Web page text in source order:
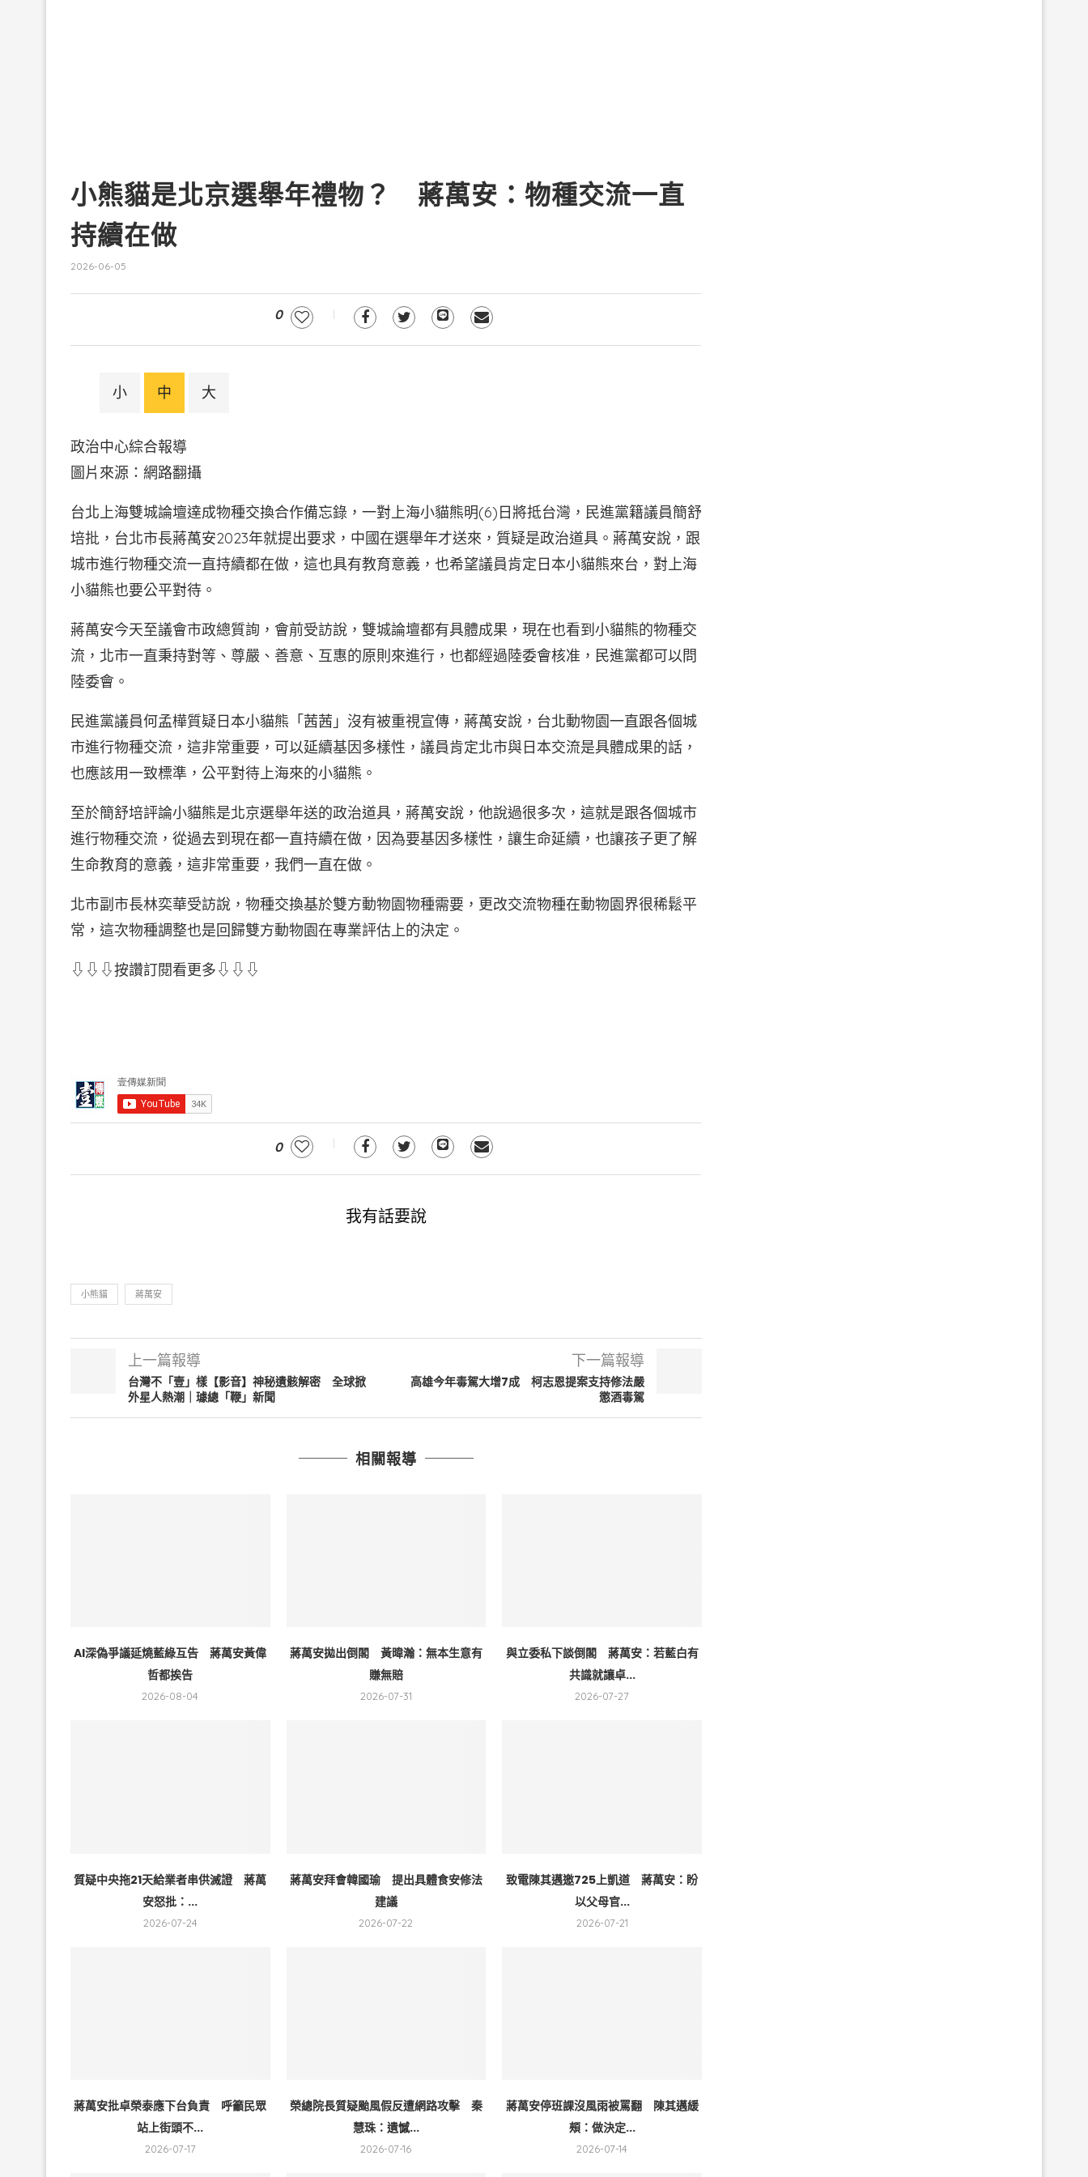
小熊貓是北京選舉年禮物？ 蔣萬安：物種交流一直
持續在做
2026-06-05
0
小 中 大
政治中心綜合報導
圖片來源：網路翻攝
台北上海雙城論壇達成物種交換合作備忘錄，一對上海小貓熊明(6)日將抵台灣，民進黨籍議員簡舒
培批，台北市長蔣萬安2023年就提出要求，中國在選舉年才送來，質疑是政治道具。蔣萬安說，跟
城市進行物種交流一直持續都在做，這也具有教育意義，也希望議員肯定日本小貓熊來台，對上海
小貓熊也要公平對待。
蔣萬安今天至議會市政總質詢，會前受訪說，雙城論壇都有具體成果，現在也看到小貓熊的物種交
流，北市一直秉持對等、尊嚴、善意、互惠的原則來進行，也都經過陸委會核准，民進黨都可以問
陸委會。
民進黨議員何孟樺質疑日本小貓熊「茜茜」沒有被重視宣傳，蔣萬安說，台北動物園一直跟各個城
市進行物種交流，這非常重要，可以延續基因多樣性，議員肯定北市與日本交流是具體成果的話，
也應該用一致標準，公平對待上海來的小貓熊。
至於簡舒培評論小貓熊是北京選舉年送的政治道具，蔣萬安說，他說過很多次，這就是跟各個城市
進行物種交流，從過去到現在都一直持續在做，因為要基因多樣性，讓生命延續，也讓孩子更了解
生命教育的意義，這非常重要，我們一直在做。
北市副市長林奕華受訪說，物種交換基於雙方動物園物種需要，更改交流物種在動物園界很稀鬆平
常，這次物種調整也是回歸雙方動物園在專業評估上的決定。
⇩⇩⇩按讚訂閱看更多⇩⇩⇩
0
我有話要說
小熊貓 蔣萬安
上一篇報導
台灣不「壹」樣【影音】神秘遺骸解密 全球掀
外星人熱潮｜璩總「鞭」新聞
下一篇報導
高雄今年毒駕大增7成 柯志恩提案支持修法嚴
懲酒毒駕
相關報導
AI深偽爭議延燒藍綠互告 蔣萬安黃偉
哲都挨告
2026-08-04
蔣萬安拋出倒閣 黃暐瀚：無本生意有
賺無賠
2026-07-31
與立委私下談倒閣 蔣萬安：若藍白有
共識就讓卓...
2026-07-27
質疑中央拖21天給業者串供滅證 蔣萬
安怒批：...
2026-07-24
蔣萬安拜會韓國瑜 提出具體食安修法
建議
2026-07-22
致電陳其邁邀725上凱道 蔣萬安：盼
以父母官...
2026-07-21
蔣萬安批卓榮泰應下台負責 呼籲民眾
站上街頭不...
2026-07-17
榮總院長質疑颱風假反遭網路攻擊 秦
慧珠：遺憾...
2026-07-16
蔣萬安停班課沒風雨被罵翻 陳其邁緩
頰：做決定...
2026-07-14